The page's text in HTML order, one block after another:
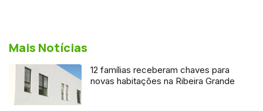
Mais Notícias
12 famílias receberam chaves para
novas habitações na Ribeira Grande